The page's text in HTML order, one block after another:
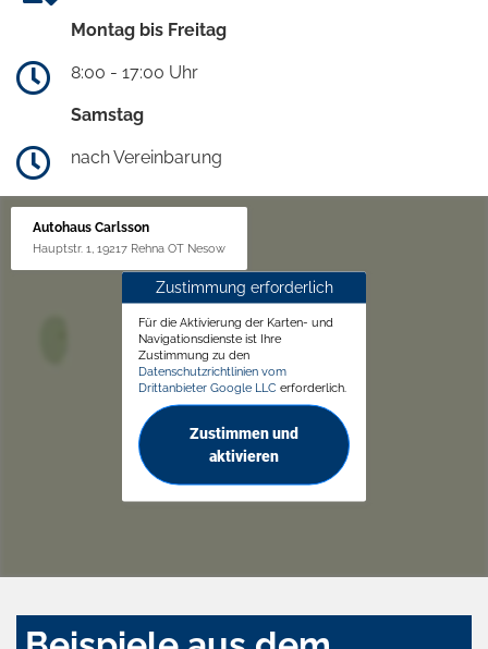
Montag bis Freitag
8:00 - 17:00 Uhr
Samstag
nach Vereinbarung
Autohaus Carlsson
Hauptstr. 1, 19217 Rehna OT Nesow
Zustimmung erforderlich
Für die Aktivierung der Karten- und
Navigationsdienste ist Ihre
Zustimmung zu den
Datenschutzrichtlinien vom
Drittanbieter Google LLC erforderlich.
Zustimmen und
aktivieren